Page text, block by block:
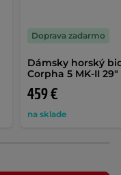
Dámsky horský
Corpha 5 MK-II 29"
459 €
na sklade
Doprava zadarmo